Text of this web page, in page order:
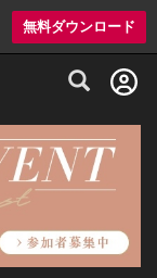
無料ダウンロード
ムレストラン予約